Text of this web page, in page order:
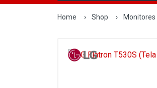
Home › Shop › Monitores